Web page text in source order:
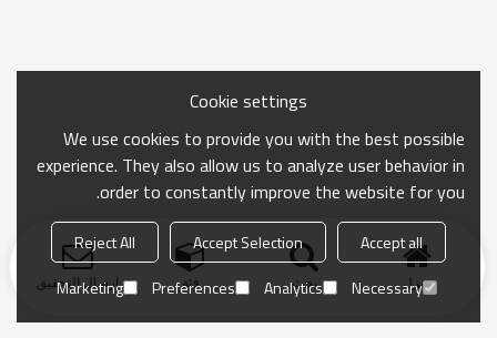
منزل بحث فئة ارسال التحقيق
Cookie settings
We use cookies to provide you with the best possible
experience. They also allow us to analyze user behavior in
order to constantly improve the website for you.
Accept all
Accept Selection
Reject All
Necessary
Analytics
Preferences
Marketing